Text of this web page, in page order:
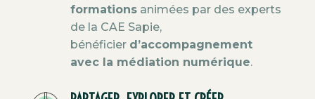
formations animées par des experts
de la CAE Sapie,
bénéficier d’accompagnement
avec la médiation numérique.